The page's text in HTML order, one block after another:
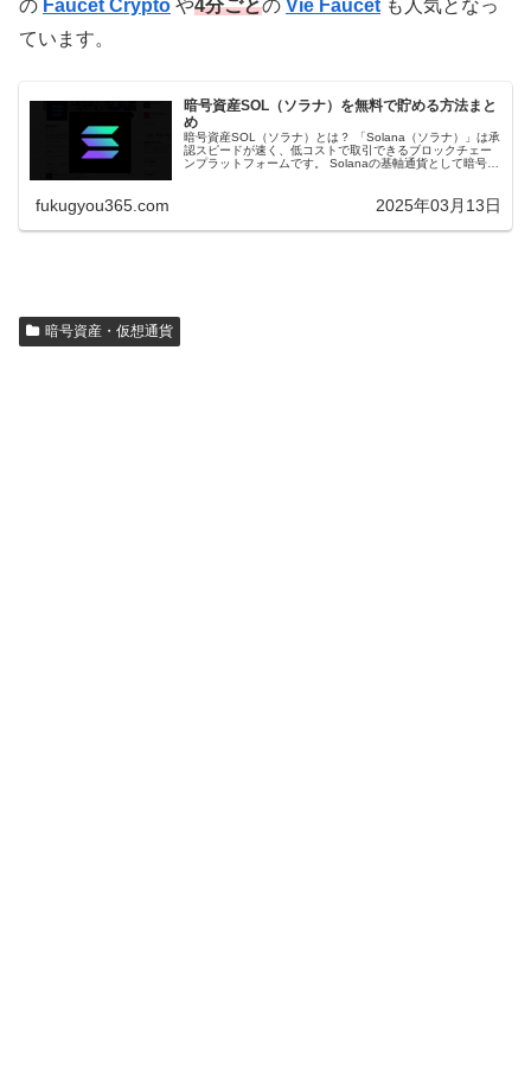
の Faucet Crypto や4分ごとの Vie Faucet も人気となっ
ています。
暗号資産SOL（ソラナ）を無料で貯める方法まと
め
暗号資産SOL（ソラナ）とは？ 「Solana（ソラナ）」は承
認スピードが速く、低コストで取引できるブロックチェー
ンプラットフォームです。 Solanaの基軸通貨として暗号資
fukugyou365.com 2025年03月13日
暗号資産・仮想通貨